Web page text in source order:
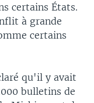
certains États.
à grande
certains
qu'il y avait
bulletins de